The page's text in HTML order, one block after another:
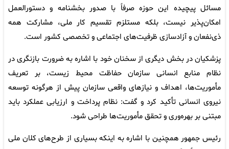
مسائل پیچیده این حوزه صرفاً با صدور بخشنامه و دستورالعمل
امکان‌پذیر نیست، بلکه مستلزم تقسیم کار ملی، مشارکت همه
ذی‌نفعان و آزادسازی ظرفیت‌های اجتماعی و تخصصی کشور است.
پزشکیان در بخش دیگری از سخنان خود با اشاره به ضرورت بازنگری در
نظام منابع انسانی سازمان حفاظت محیط زیست، بر تعریف
مأموریت‌ها، اهداف و نیازهای واقعی سازمان پیش از هرگونه توسعه
نیروی انسانی تأکید کرد و گفت: نظام پرداخت و ارزیابی عملکرد باید
مبتنی بر بهره‌وری و تحقق مأموریت‌ها طراحی شود.
رئیس جمهور همچنین با اشاره به اینکه بسیاری از طرح‌های کلان ملی